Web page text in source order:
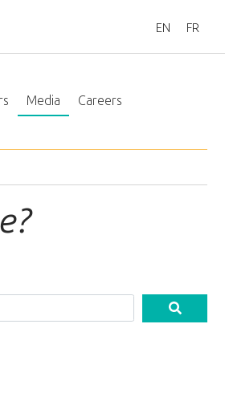
EN FR
Media Careers